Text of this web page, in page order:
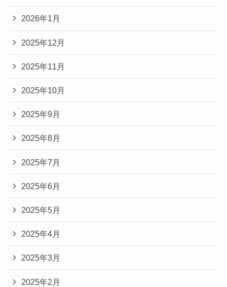
2026年1月
2025年12月
2025年11月
2025年10月
2025年9月
2025年8月
2025年7月
2025年6月
2025年5月
2025年4月
2025年3月
2025年2月